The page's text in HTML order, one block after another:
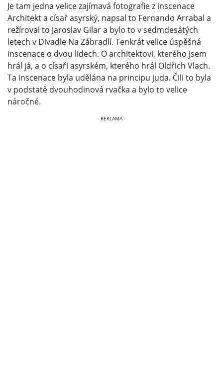
Je tam jedna velice zajímavá fotografie z inscenace
Architekt a císař asyrský, napsal to Fernando Arrabal a
režíroval to Jaroslav Gilar a bylo to v sedmdesátých
letech v Divadle Na Zábradlí. Tenkrát velice úspěšná
inscenace o dvou lidech. O architektovi, kterého jsem
hrál já, a o císaři asyrském, kterého hrál Oldřich Vlach.
Ta inscenace byla udělána na principu juda. Čili to byla
v podstatě dvouhodinová rvačka a bylo to velice
náročné.